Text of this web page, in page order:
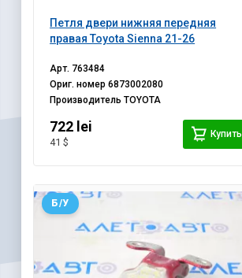
Петля двери нижняя передняя
правая Toyota Sienna 21-26
Арт. 763484
Ориг. номер6873002080
ПроизводительTOYOTA
722 lei
41 $
Купить
Б/У